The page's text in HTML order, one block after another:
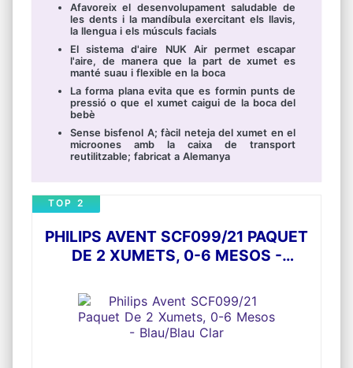
Afavoreix el desenvolupament saludable de
les dents i la mandíbula exercitant els llavis,
la llengua i els músculs facials
El sistema d'aire NUK Air permet escapar
l'aire, de manera que la part de xumet es
manté suau i flexible en la boca
La forma plana evita que es formin punts de
pressió o que el xumet caigui de la boca del
bebè
Sense bisfenol A; fàcil neteja del xumet en el
microones amb la caixa de transport
reutilitzable; fabricat a Alemanya
PHILIPS AVENT SCF099/21 PAQUET
DE 2 XUMETS, 0-6 MESOS -
TOP 2